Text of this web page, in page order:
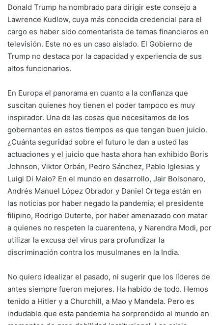
Donald Trump ha nombrado para dirigir este consejo a
Lawrence Kudlow, cuya más conocida credencial para el
cargo es haber sido comentarista de temas financieros en
televisión. Este no es un caso aislado. El Gobierno de
Trump no destaca por la capacidad y experiencia de sus
altos funcionarios.
En Europa el panorama en cuanto a la confianza que
suscitan quienes hoy tienen el poder tampoco es muy
inspirador. Una de las cosas que necesitamos de los
gobernantes en estos tiempos es que tengan buen juicio.
¿Cuánta seguridad sobre el futuro le dan a usted las
actuaciones y el juicio que hasta ahora han exhibido Boris
Johnson, Viktor Orbán, Pedro Sánchez, Pablo Iglesias y
Luigi Di Maio? En el mundo en desarrollo, Jair Bolsonaro,
Andrés Manuel López Obrador y Daniel Ortega están en
las noticias por haber negado la pandemia; el presidente
filipino, Rodrigo Duterte, por haber amenazado con matar
a quienes no respeten la cuarentena, y Narendra Modi, por
utilizar la excusa del virus para profundizar la
discriminación contra los musulmanes en la India.
No quiero idealizar el pasado, ni sugerir que los líderes de
antes siempre fueron mejores. Ha habido de todo. Hemos
tenido a Hitler y a Churchill, a Mao y Mandela. Pero es
indudable que esta pandemia ha sorprendido al mundo en